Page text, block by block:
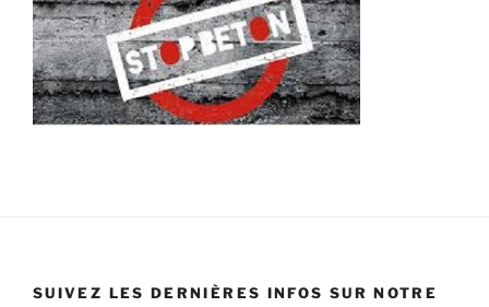
SUIVEZ LES DERNIÈRES INFOS SUR NOTRE